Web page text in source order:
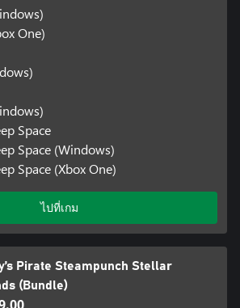
One)
Space
Space (Windows)
Space (Xbox One)
ไปที่เกม
Pirate Steampunch Stellar
(Bundle)